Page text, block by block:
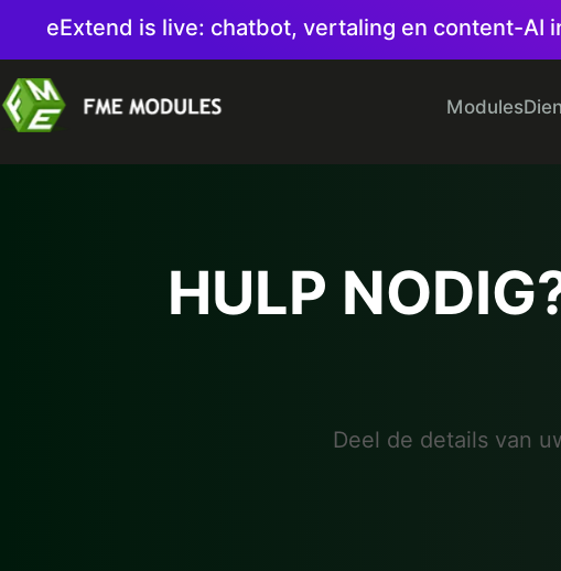
eExtend is live: chatbot, vertaling en content-AI
Modules
HULP
Deel de details van